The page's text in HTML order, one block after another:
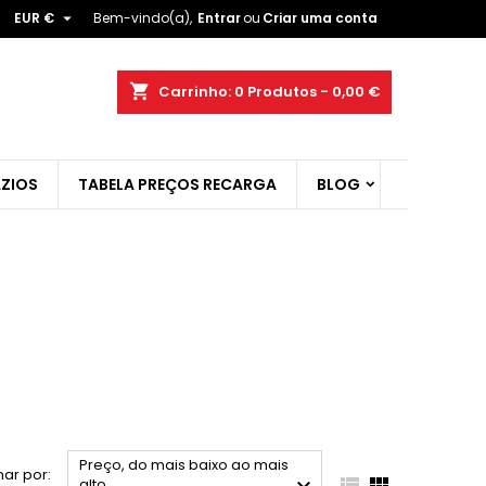
Bem-vindo(a), Entrarou Criar uma conta
EUR € 
shopping_cart Carrinho: 0 Produtos - 0,00 €
TABELA PREÇOS RECARGA BLOG
por:
Preço, do mais baixo ao mais